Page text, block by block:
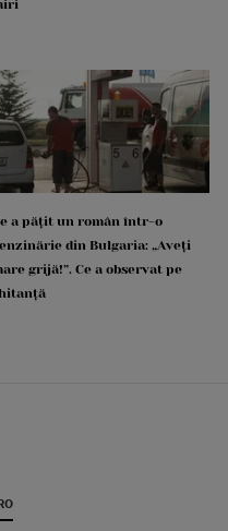
a pățit un român într-o
din Bulgaria: „Aveți
grijă!”. Ce a observat pe